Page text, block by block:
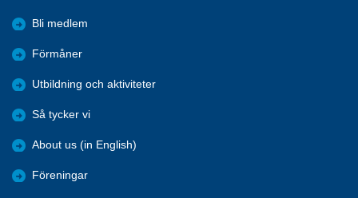
Bli medlem
Förmåner
Utbildning och aktiviteter
Så tycker vi
About us (in English)
Föreningar